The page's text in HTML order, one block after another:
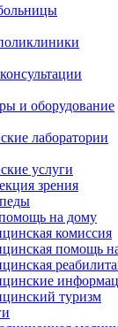
и оборудование
лаборатории
услуги
зрения
на дому
комиссия
помощь
туризм